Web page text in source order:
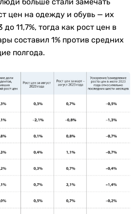
цен на одежду и обувь — их
11,7%, тогда как рост цен в
составил 1% против средних
полгода.